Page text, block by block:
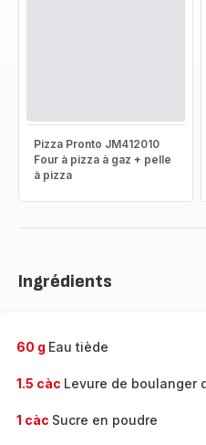
Pizza Pronto JM412010
Four à pizza à gaz + pelle
à pizza
Ingrédients
60 g Eau tiède
1.5 càc Levure de boulanger
1 càc Sucre en poudre